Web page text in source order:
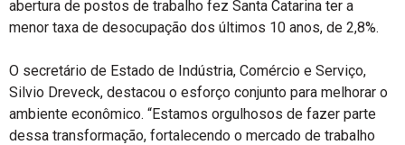
abertura de postos de trabalho fez Santa Catarina ter a
menor taxa de desocupação dos últimos 10 anos, de 2,8%.
O secretário de Estado de Indústria, Comércio e Serviço,
Silvio Dreveck, destacou o esforço conjunto para melhorar o
ambiente econômico. “Estamos orgulhosos de fazer parte
dessa transformação, fortalecendo o mercado de trabalho